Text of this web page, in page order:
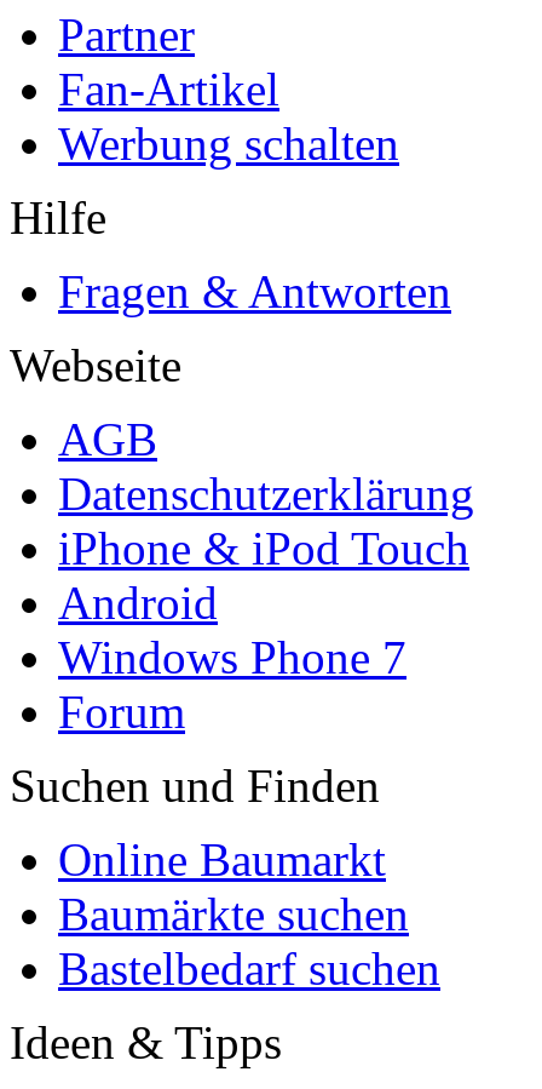
Partner
Fan-Artikel
Werbung schalten
Hilfe
Fragen & Antworten
Webseite
AGB
Datenschutzerklärung
iPhone & iPod Touch
Android
Windows Phone 7
Forum
Suchen und Finden
Online Baumarkt
Baumärkte suchen
Bastelbedarf suchen
Ideen & Tipps